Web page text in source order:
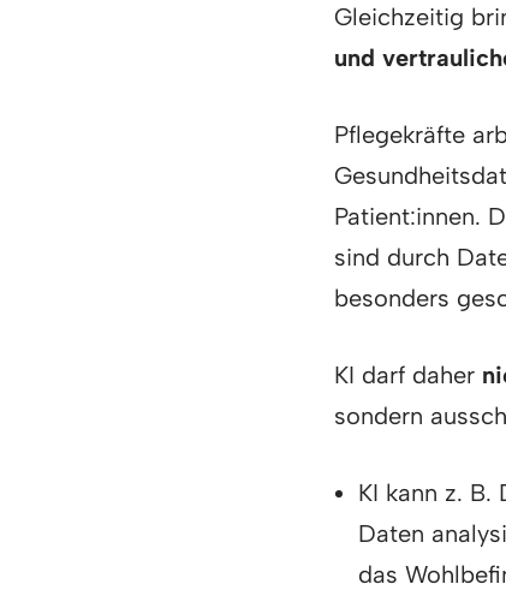
Gleichzeitig
und
Pflegekräfte
Patient:innen.
sind durch
besonders
KI darf daher
sondern
KI kann z.
Daten
das